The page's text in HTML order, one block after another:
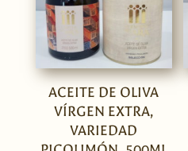
ACEITE DE OLIVA
VÍRGEN EXTRA,
VARIEDAD